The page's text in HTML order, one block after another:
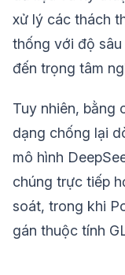
xử lý các thách
thống với độ
đến trọng tâm
Tuy nhiên, bằng
dạng chống lại
mô hình
chúng trực tiếp
soát, trong khi
gán thuộc tính